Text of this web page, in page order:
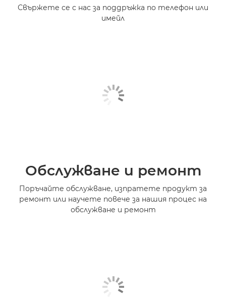
Свържете се с нас за поддръжка по телефон или
имейл
Обслужване и ремонт
Поръчайте обслужване, изпратете продукт за
ремонт или научете повече за нашия процес на
обслужване и ремонт